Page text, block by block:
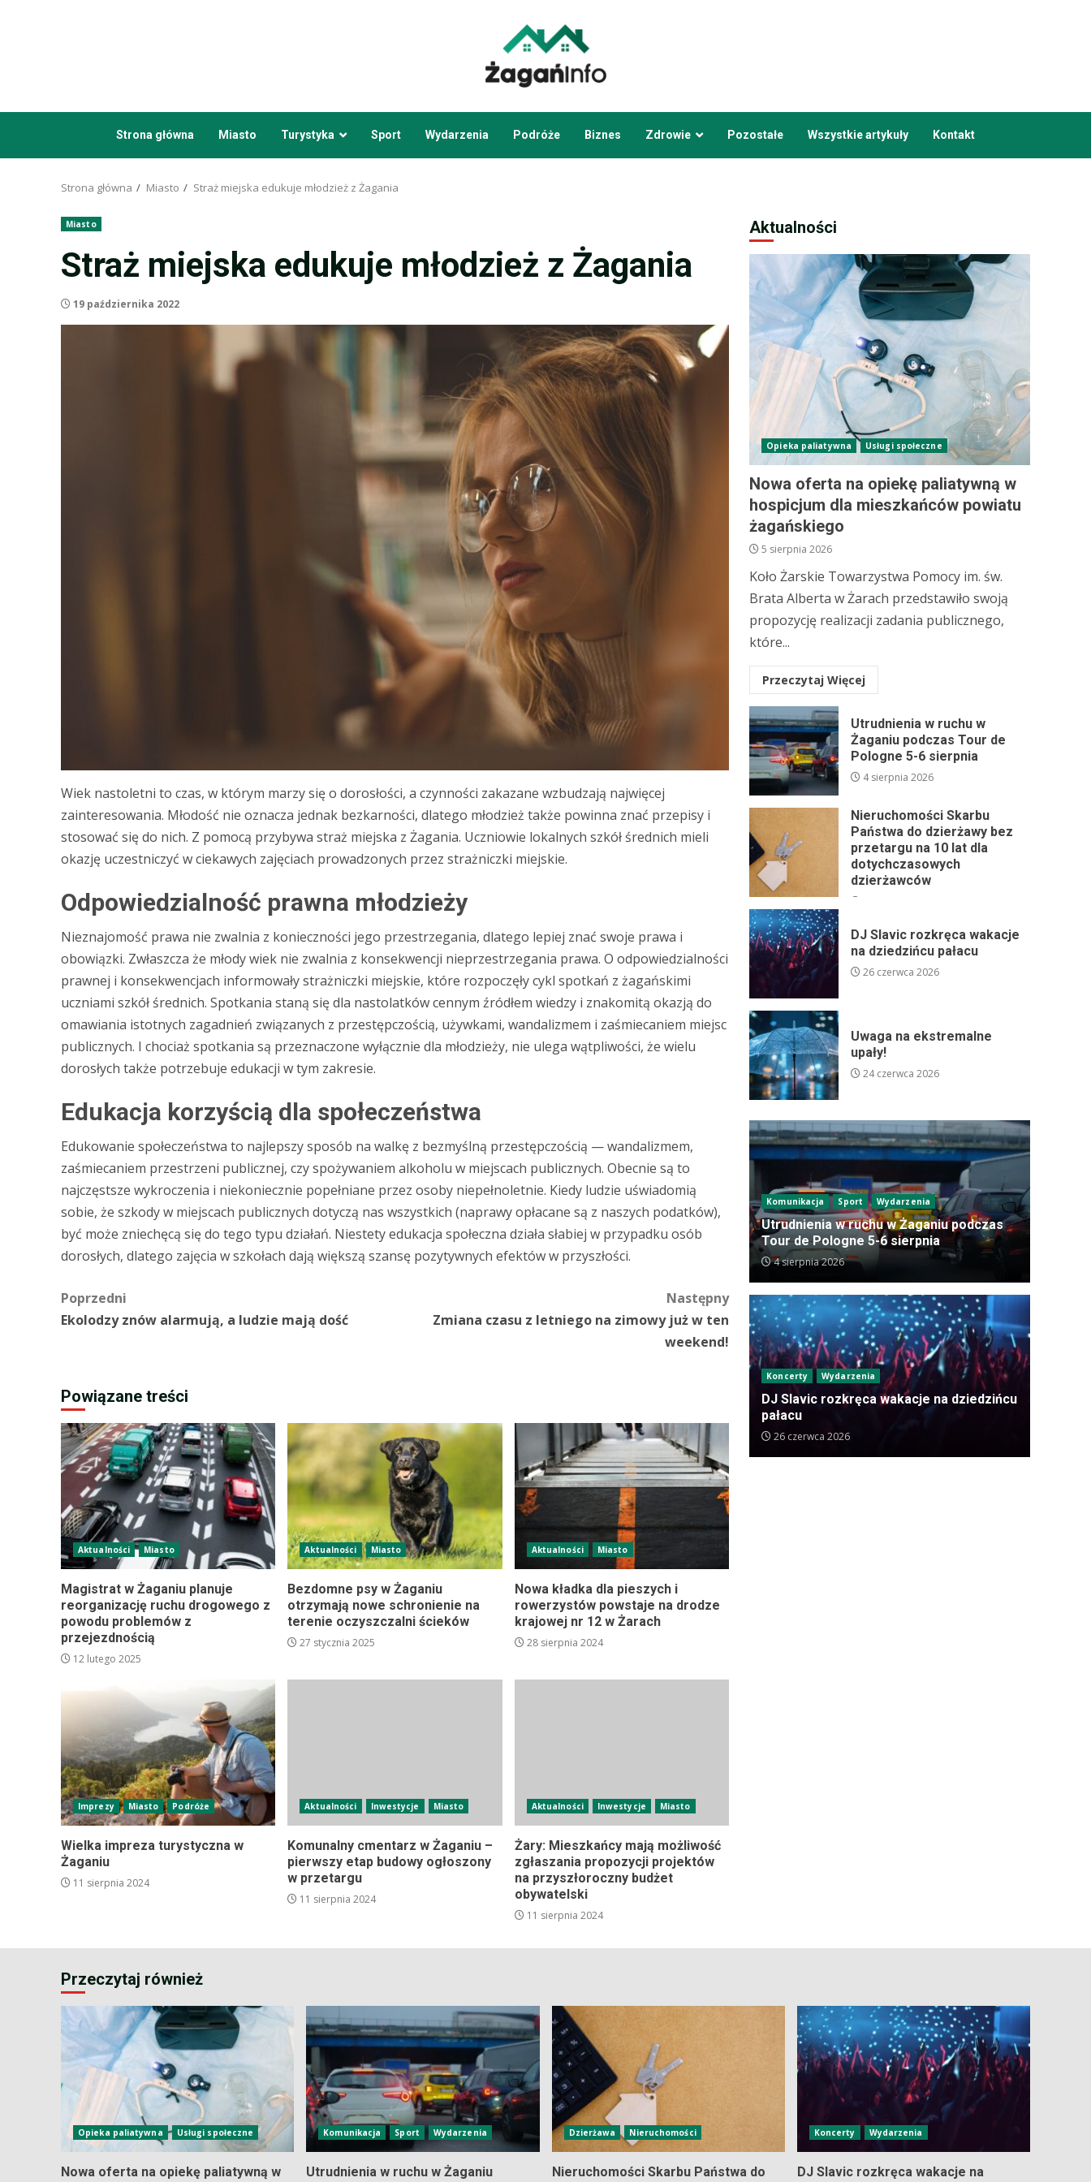
Strona główna Miasto Turystyka Sport Wydarzenia Podróże Biznes Zdrowie Pozostałe Wszystkie artykuły Kontakt
Strona główna Miasto Straż miejska edukuje młodzież z Żagania
Miasto
Straż miejska edukuje młodzież z Żagania
19 października 2022
Wiek nastoletni to czas, w którym marzy się o dorosłości, a czynności zakazane wzbudzają najwięcej
zainteresowania. Młodość nie oznacza jednak bezkarności, dlatego młodzież także powinna znać przepisy i
stosować się do nich. Z pomocą przybywa straż miejska z Żagania. Uczniowie lokalnych szkół średnich mieli
okazję uczestniczyć w ciekawych zajęciach prowadzonych przez strażniczki miejskie.
Odpowiedzialność prawna młodzieży
Nieznajomość prawa nie zwalnia z konieczności jego przestrzegania, dlatego lepiej znać swoje prawa i
obowiązki. Zwłaszcza że młody wiek nie zwalnia z konsekwencji nieprzestrzegania prawa. O odpowiedzialności
prawnej i konsekwencjach informowały strażniczki miejskie, które rozpoczęły cykl spotkań z żagańskimi
uczniami szkół średnich. Spotkania staną się dla nastolatków cennym źródłem wiedzy i znakomitą okazją do
omawiania istotnych zagadnień związanych z przestępczością, używkami, wandalizmem i zaśmiecaniem miejsc
publicznych. I chociaż spotkania są przeznaczone wyłącznie dla młodzieży, nie ulega wątpliwości, że wielu
dorosłych także potrzebuje edukacji w tym zakresie.
Edukacja korzyścią dla społeczeństwa
Edukowanie społeczeństwa to najlepszy sposób na walkę z bezmyślną przestępczością — wandalizmem,
zaśmiecaniem przestrzeni publicznej, czy spożywaniem alkoholu w miejscach publicznych. Obecnie są to
najczęstsze wykroczenia i niekoniecznie popełniane przez osoby niepełnoletnie. Kiedy ludzie uświadomią
sobie, że szkody w miejscach publicznych dotyczą nas wszystkich (naprawy opłacane są z naszych podatków),
być może zniechęcą się do tego typu działań. Niestety edukacja społeczna działa słabiej w przypadku osób
dorosłych, dlatego zajęcia w szkołach dają większą szansę pozytywnych efektów w przyszłości.
Zobacz
wpisy
Poprzedni
Ekolodzy znów alarmują, a ludzie mają dość
Następny
Zmiana czasu z letniego na zimowy już w ten
weekend!
Powiązane treści
Aktualności Miasto
Magistrat w Żaganiu planuje
reorganizację ruchu drogowego z
powodu problemów z
przejezdnością
12 lutego 2025
Aktualności Miasto
Bezdomne psy w Żaganiu
otrzymają nowe schronienie na
terenie oczyszczalni ścieków
27 stycznia 2025
Aktualności Miasto
Nowa kładka dla pieszych i
rowerzystów powstaje na drodze
krajowej nr 12 w Żarach
28 sierpnia 2024
Imprezy Miasto Podróże
Wielka impreza turystyczna w
Żaganiu
11 sierpnia 2024
Aktualności Inwestycje Miasto
Komunalny cmentarz w Żaganiu –
pierwszy etap budowy ogłoszony
w przetargu
11 sierpnia 2024
Aktualności Inwestycje Miasto
Żary: Mieszkańcy mają możliwość
zgłaszania propozycji projektów
na przyszłoroczny budżet
obywatelski
11 sierpnia 2024
Aktualności
Opieka paliatywna Usługi społeczne
Nowa oferta na opiekę paliatywną w
hospicjum dla mieszkańców powiatu
żagańskiego
5 sierpnia 2026
Koło Żarskie Towarzystwa Pomocy im. św.
Brata Alberta w Żarach przedstawiło swoją
propozycję realizacji zadania publicznego,
które...
Przeczytaj Więcej
Utrudnienia w ruchu w
Żaganiu podczas Tour de
Pologne 5-6 sierpnia
4 sierpnia 2026
Nieruchomości Skarbu
Państwa do dzierżawy bez
przetargu na 10 lat dla
dotychczasowych
dzierżawców
DJ Slavic rozkręca wakacje
na dziedzińcu pałacu
26 czerwca 2026
Uwaga na ekstremalne
upały!
24 czerwca 2026
Komunikacja Sport Wydarzenia
Utrudnienia w ruchu w Żaganiu podczas
Tour de Pologne 5-6 sierpnia
4 sierpnia 2026
Koncerty Wydarzenia
DJ Slavic rozkręca wakacje na dziedzińcu
pałacu
26 czerwca 2026
Przeczytaj również
Opieka paliatywna Usługi społeczne
Nowa oferta na opiekę paliatywną w
Komunikacja Sport Wydarzenia
Utrudnienia w ruchu w Żaganiu
Dzierżawa Nieruchomości
Nieruchomości Skarbu Państwa do
Koncerty Wydarzenia
DJ Slavic rozkręca wakacje na